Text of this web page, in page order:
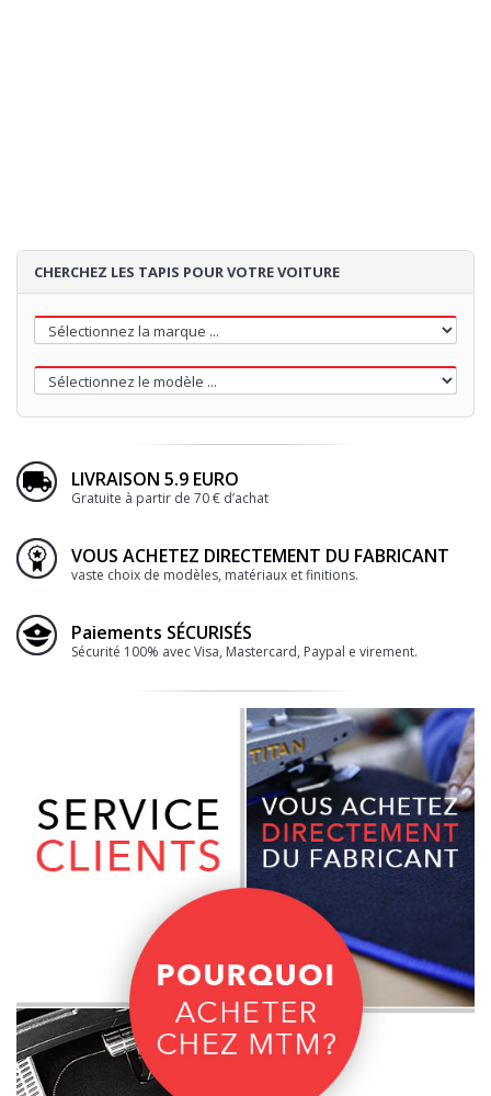
CHERCHEZ LES TAPIS POUR VOTRE VOITURE
LIVRAISON 5.9 EURO
Gratuite à partir de 70 € d’achat
VOUS ACHETEZ DIRECTEMENT DU FABRICANT
vaste choix de modèles, matériaux et finitions.
Paiements SÉCURISÉS
Sécurité 100% avec Visa, Mastercard, Paypal e virement.